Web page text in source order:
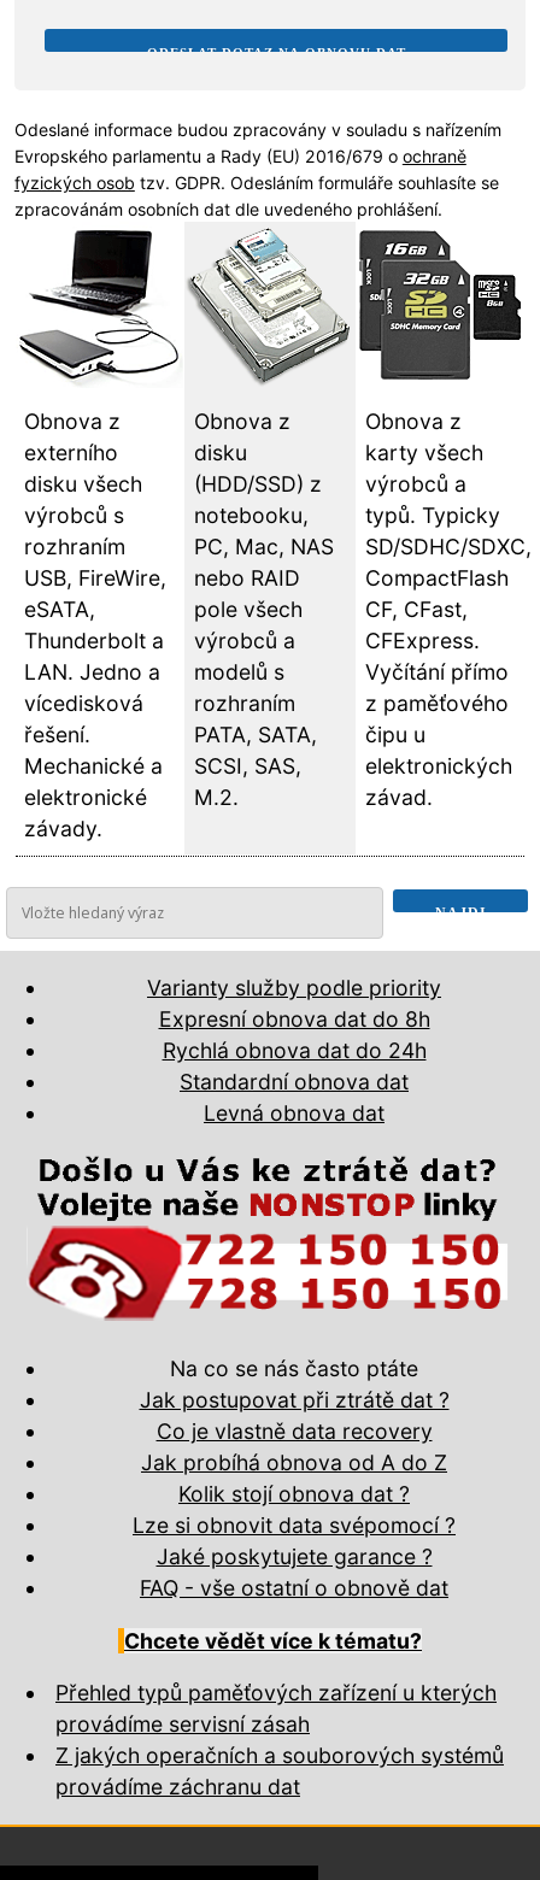
Odeslané informace budou zpracovány v souladu s nařízením
Evropského parlamentu a Rady (EU) 2016/679 o ochraně
fyzických osob tzv. GDPR. Odesláním formuláře souhlasíte se
zpracovánám osobních dat dle uvedeného prohlášení.
Obnova z
externího
disku všech
výrobců s
rozhraním
USB, FireWire,
eSATA,
Thunderbolt a
LAN. Jedno a
vícedisková
řešení.
Mechanické a
elektronické
závady.
Obnova z
disku
(HDD/SSD) z
notebooku,
PC, Mac, NAS
nebo RAID
pole všech
výrobců a
modelů s
rozhraním
PATA, SATA,
SCSI, SAS,
M.2.
Obnova z
karty všech
výrobců a
typů. Typicky
SD/SDHC/SDXC,
CompactFlash
CF, CFast,
CFExpress.
Vyčítání přímo
z paměťového
čipu u
elektronických
závad.
Varianty služby podle priority
Expresní obnova dat do 8h
Rychlá obnova dat do 24h
Standardní obnova dat
Levná obnova dat
Na co se nás často ptáte
Jak postupovat při ztrátě dat ?
Co je vlastně data recovery
Jak probíhá obnova od A do Z
Kolik stojí obnova dat ?
Lze si obnovit data svépomocí ?
Jaké poskytujete garance ?
FAQ - vše ostatní o obnově dat
Chcete vědět více k tématu?
Přehled typů paměťových zařízení u kterých
provádíme servisní zásah
Z jakých operačních a souborových systémů
provádíme záchranu dat